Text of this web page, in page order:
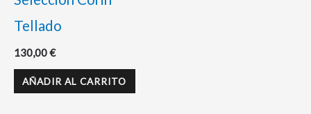
Tellado
130,00€
AÑADIR AL CARRITO